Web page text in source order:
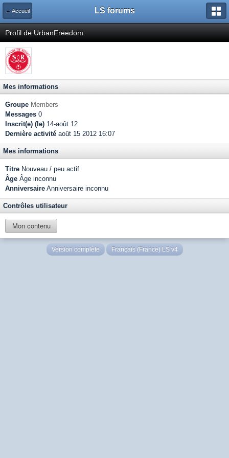
← Accueil LS forums
Profil de UrbanFreedom
Mes informations
Groupe Members
Messages 0
Inscrit(e) (le) 14-août 12
Dernière activité août 15 2012 16:07
Mes informations
Titre Nouveau / peu actif
Âge Âge inconnu
Anniversaire Anniversaire inconnu
Contrôles utilisateur
Mon contenu
Version complète Français (France) LS v4